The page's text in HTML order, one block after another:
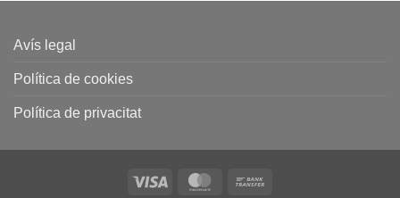
Avís legal
Política de cookies
Política de privacitat
Visa MasterCard